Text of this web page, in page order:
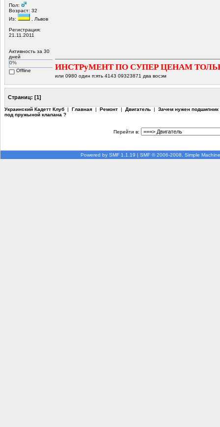
Пол:
Возраст: 32
Из:
, Львов
Регистрация:
21.11.2011
Активность за 30
дней
0%
Offline
ИНСТРуМЕНТ ПО СУПЕР ЦЕНАМ
или 0980 один п:ять 4143 09323871 два восэм
Страниц: [1]
Украинский Кадетт Клуб | Главная | Ремонт | Двигатель | Зачем нужен подшипник
под пружыной клапана ?
Перейти в:
Powered by SMF 1.1.19 | SMF © 2006-2008, Simple